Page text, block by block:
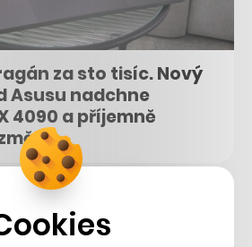
za sto tisíc. Nový
Asusu nadchne
4090 a příjemně